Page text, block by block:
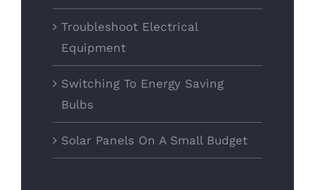
Troubleshoot Electrical
Equipment
Switching To Energy Saving
Bulbs
Solar Panels On A Small Budget